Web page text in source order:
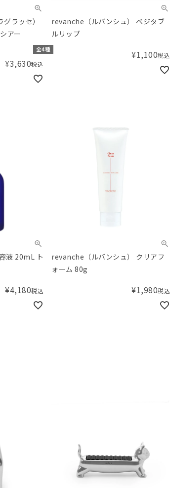
ラッセ）
アー
全4種
¥3,630税込
revanche（ルバンシュ） ベジタブ
ルリップ
¥1,100税込
液 20mL ト
¥4,180税込
revanche（ルバンシュ） クリアフ
ォーム 80g
¥1,980税込